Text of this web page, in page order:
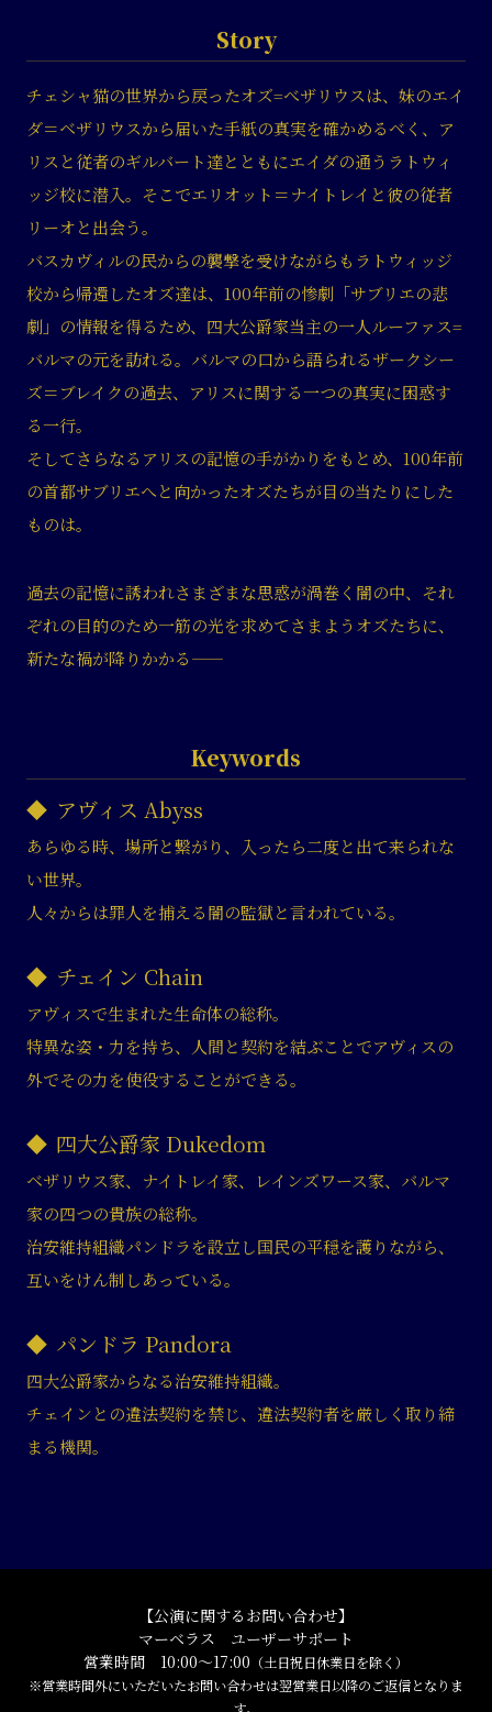
Story
チェシャ猫の世界から戻ったオズ=べザリウスは、妹のエイ
ダ＝ベザリウスから届いた手紙の真実を確かめるべく、ア
リスと従者のギルバート達とともにエイダの通うラトウィ
ッジ校に潜入。そこでエリオット＝ナイトレイと彼の従者
リーオと出会う。
バスカヴィルの民からの襲撃を受けながらもラトウィッジ
校から帰還したオズ達は、100年前の惨劇「サブリエの悲
劇」の情報を得るため、四大公爵家当主の一人ルーファス=
バルマの元を訪れる。バルマの口から語られるザークシー
ズ＝ブレイクの過去、アリスに関する一つの真実に困惑す
る一行。
そしてさらなるアリスの記憶の手がかりをもとめ、100年前
の首都サブリエへと向かったオズたちが目の当たりにした
ものは。
過去の記憶に誘われさまざまな思惑が渦巻く闇の中、それ
ぞれの目的のため一筋の光を求めてさまようオズたちに、
新たな禍が降りかかる――
Keywords
アヴィス Abyss
あらゆる時、場所と繋がり、入ったら二度と出て来られな
い世界。
人々からは罪人を捕える闇の監獄と言われている。
チェイン Chain
アヴィスで生まれた生命体の総称。
特異な姿・力を持ち、人間と契約を結ぶことでアヴィスの
外でその力を使役することができる。
四大公爵家 Dukedom
ベザリウス家、ナイトレイ家、レインズワース家、バルマ
家の四つの貴族の総称。
治安維持組織パンドラを設立し国民の平穏を護りながら、
互いをけん制しあっている。
パンドラ Pandora
四大公爵家からなる治安維持組織。
チェインとの違法契約を禁じ、違法契約者を厳しく取り締
まる機関。
【公演に関するお問い合わせ】
マーベラス ユーザーサポート
営業時間 10:00〜17:00 （土日祝日休業日を除く）
※営業時間外にいただいたお問い合わせは翌営業日以降のご返信となりま